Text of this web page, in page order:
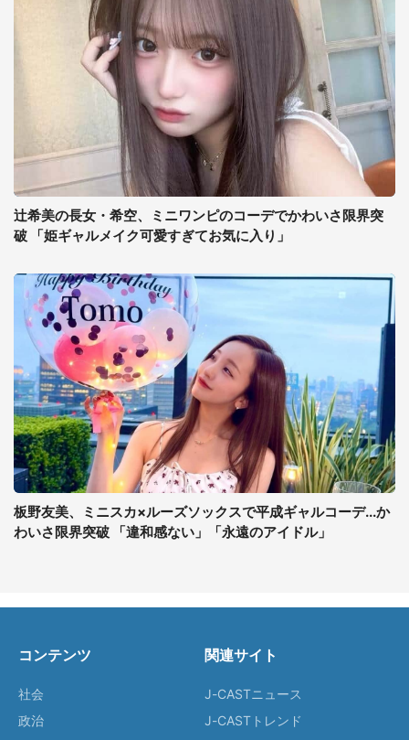
辻希美の長女・希空、ミニワンピのコーデでかわいさ限界突
破 「姫ギャルメイク可愛すぎてお気に入り」
板野友美、ミニスカ×ルーズソックスで平成ギャルコーデ...か
わいさ限界突破 「違和感ない」「永遠のアイドル」
コンテンツ
社会
政治
関連サイト
J-CASTニュース
J-CASTトレンド